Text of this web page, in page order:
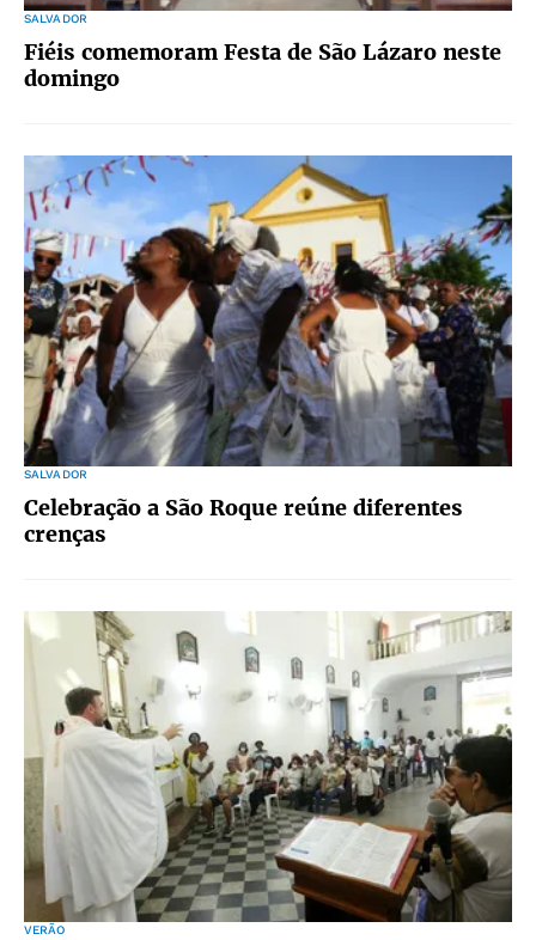
SALVADOR
Fiéis comemoram Festa de São Lázaro neste
domingo
SALVADOR
Celebração a São Roque reúne diferentes
crenças
VERÃO